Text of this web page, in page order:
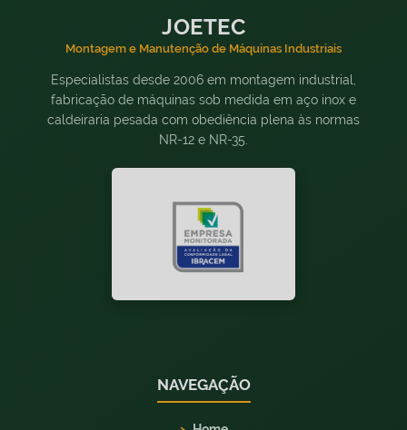
JOETEC
Montagem e Manutenção de Máquinas Industriais
Especialistas desde 2006 em montagem industrial,
fabricação de máquinas sob medida em aço inox e
caldeiraria pesada com obediência plena às normas
NR-12 e NR-35.
NAVEGAÇÃO